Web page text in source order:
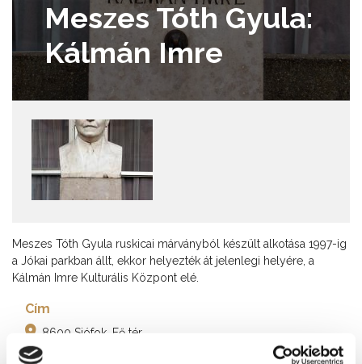
Meszes Tóth Gyula:
Kálmán Imre
Meszes Tóth Gyula ruskicai márványból készült alkotása 1997-ig
a Jókai parkban állt, ekkor helyezték át jelenlegi helyére, a
Kálmán Imre Kulturális Központ elé.
Cím
8600 Siófok, Fő tér